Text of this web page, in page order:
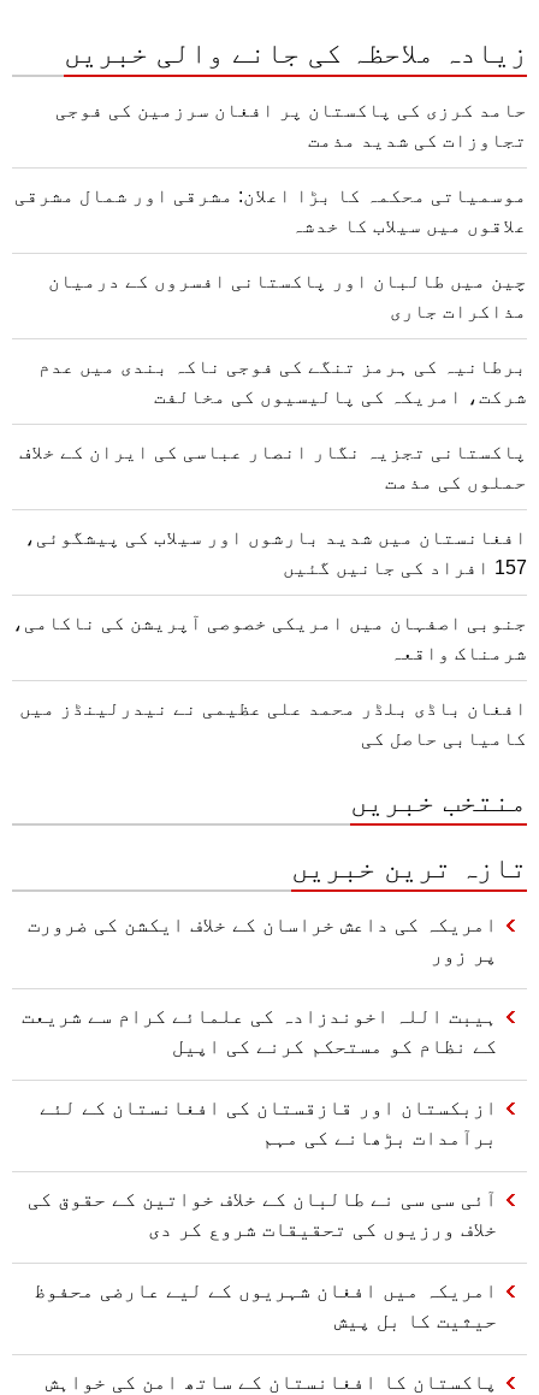
زیادہ ملاحظہ کی جانے والی خبریں
حامد کرزی کی پاکستان پر افغان سرزمین کی فوجی
تجاوزات کی شدید مذمت
موسمیاتی محکمہ کا بڑا اعلان: مشرقی اور شمال مشرقی
علاقوں میں سیلاب کا خدشہ
چین میں طالبان اور پاکستانی افسروں کے درمیان
مذاکرات جاری
برطانیہ کی ہرمز تنگے کی فوجی ناکہ بندی میں عدم
شرکت، امریکہ کی پالیسیوں کی مخالفت
پاکستانی تجزیہ نگار انصار عباسی کی ایران کے خلاف
حملوں کی مذمت
افغانستان میں شدید بارشوں اور سیلاب کی پیشگوئی،
157 افراد کی جانیں گئیں
جنوبی اصفہان میں امریکی خصوصی آپریشن کی ناکامی،
شرمناک واقعہ
افغان باڈی بلڈر محمد علی عظیمی نے نیدرلینڈز میں
کامیابی حاصل کی
منتخب خبریں
تازہ ترین خبریں
امریکہ کی داعش خراسان کے خلاف ایکشن کی ضرورت
پر زور
ہیبت اللہ اخوندزادہ کی علمائے کرام سے شریعت
کے نظام کو مستحکم کرنے کی اپیل
ازبکستان اور قازقستان کی افغانستان کے لئے
برآمدات بڑھانے کی مہم
آئی سی سی نے طالبان کے خلاف خواتین کے حقوق کی
خلاف ورزیوں کی تحقیقات شروع کر دی
امریکہ میں افغان شہریوں کے لیے عارضی محفوظ
حیثیت کا بل پیش
پاکستان کا افغانستان کے ساتھ امن کی خواہش